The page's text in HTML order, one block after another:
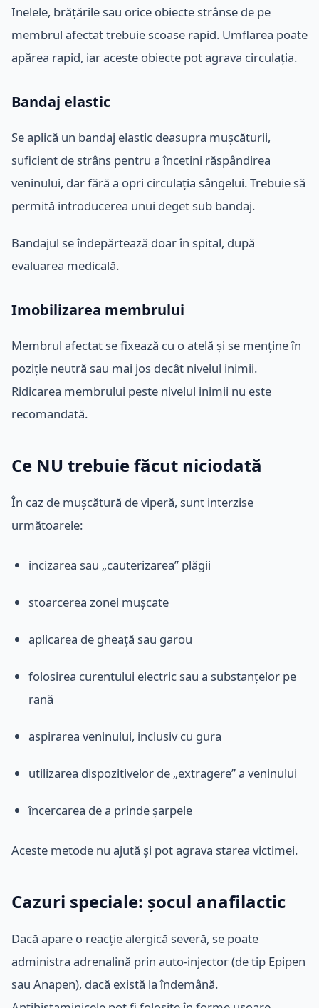
Inelele, brățările sau orice obiecte strânse de pe
membrul afectat trebuie scoase rapid. Umflarea poate
apărea rapid, iar aceste obiecte pot agrava circulația.
Bandaj elastic
Se aplică un bandaj elastic deasupra mușcăturii,
suficient de strâns pentru a încetini răspândirea
veninului, dar fără a opri circulația sângelui. Trebuie să
permită introducerea unui deget sub bandaj.
Bandajul se îndepărtează doar în spital, după
evaluarea medicală.
Imobilizarea membrului
Membrul afectat se fixează cu o atelă și se menține în
poziție neutră sau mai jos decât nivelul inimii.
Ridicarea membrului peste nivelul inimii nu este
recomandată.
Ce NU trebuie făcut niciodată
În caz de mușcătură de viperă, sunt interzise
următoarele:
incizarea sau „cauterizarea” plăgii
stoarcerea zonei mușcate
aplicarea de gheață sau garou
folosirea curentului electric sau a substanțelor pe
rană
aspirarea veninului, inclusiv cu gura
utilizarea dispozitivelor de „extragere” a veninului
încercarea de a prinde șarpele
Aceste metode nu ajută și pot agrava starea victimei.
Cazuri speciale: șocul anafilactic
Dacă apare o reacție alergică severă, se poate
administra adrenalină prin auto-injector (de tip Epipen
sau Anapen), dacă există la îndemână.